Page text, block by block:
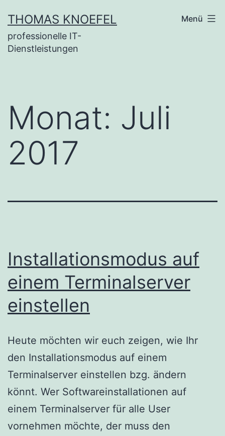
Inhalt
springen
THOMAS KNOEFEL
professionelle IT-
Dienstleistungen
Menü
Monat: Juli
2017
Installationsmodus auf
einem Terminalserver
einstellen
Heute möchten wir euch zeigen, wie Ihr
den Installationsmodus auf einem
Terminalserver einstellen bzg. ändern
könnt. Wer Softwareinstallationen auf
einem Terminalserver für alle User
vornehmen möchte, der muss den